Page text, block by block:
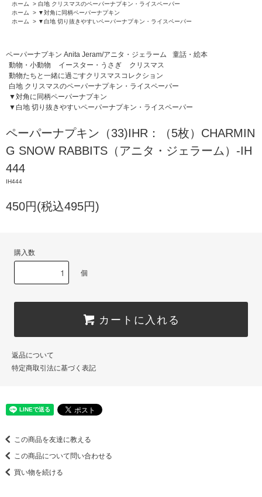
ホーム
> 白地 クリスマスのペーパーナプキン・ライスペーパー
ホーム
> ▼対角に同柄ペーパーナプキン
ホーム
> ▼白地 切り抜きやすいペーパーナプキン・ライスペーパー
ペーパーナプキン Anita Jeram/アニタ・ジェラーム
童話・絵本
動物・小動物
イースター・うさぎ
クリスマス
動物たちと一緒に過ごすクリスマスコレクション
白地 クリスマスのペーパーナプキン・ライスペーパー
▼対角に同柄ペーパーナプキン
▼白地 切り抜きやすいペーパーナプキン・ライスペーパー
ペーパーナプキン（33)IHR：（5枚）CHARMIN
G SNOW RABBITS（アニタ・ジェラーム）-IH
444
IH444
450円(税込495円)
購入数
個
カートに入れる
返品について
特定商取引法に基づく表記
この商品を友達に教える
この商品について問い合わせる
買い物を続ける